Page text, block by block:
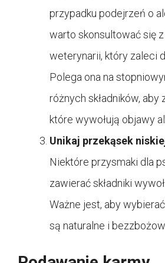
przypadku podejrzeń o
warto skonsultować się
weterynarii, który zaleci
Polega ona na
różnych składników,
które wywołują objawy
Unikaj przekąsek
Niektóre przysmaki dla
zawierać składniki
Ważne jest, aby
są naturalne i